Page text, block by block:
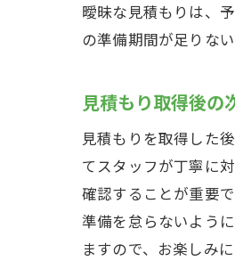
曖昧な見積もりは、
の準備期間が足りな
見積もり取得後の
見積もりを取得した
てスタッフが丁寧に
確認することが重要
準備を怠らないよう
ますので、お楽しみに